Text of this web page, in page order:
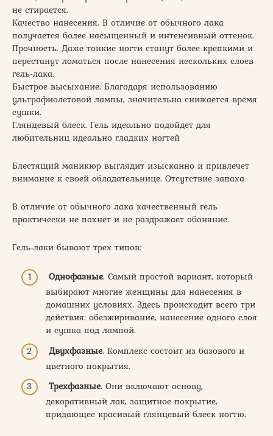
не стирается.
Качество нанесения. В отличие от обычного лака
получается более насыщенный и интенсивный оттенок.
Прочность. Даже тонкие ногти станут более крепкими и
перестанут ломаться после нанесения нескольких слоев
гель-лака.
Быстрое высыхание. Благодаря использованию
ультрафиолетовой лампы, значительно снижается время
сушки.
Глянцевый блеск. Гель идеально подойдет для
любительниц идеально гладких ногтей
Блестящий маникюр выглядит изысканно и привлечет
внимание к своей обладательнице. Отсутствие запаха
В отличие от обычного лака качественный гель
практически не пахнет и не раздражает обоняние.
Гель-лаки бывают трех типов:
Однофазные. Самый простой вариант, который
выбирают многие женщины для нанесения в
домашних условиях. Здесь происходит всего три
действия: обезжиривание, нанесение одного слоя
и сушка под лампой.
Двухфазные. Комплекс состоит из базового и
цветного покрытия.
Трехфазные. Они включают основу,
декоративный лак, защитное покрытие,
придающее красивый глянцевый блеск ногтю.